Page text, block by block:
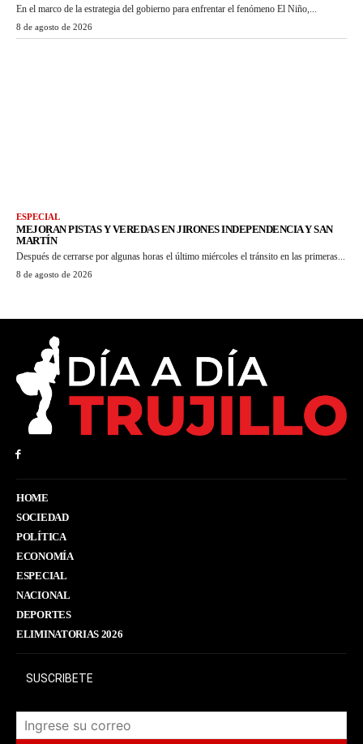
En el marco de la estrategia del gobierno para enfrentar el fenómeno El Niño,...
8 de agosto de 2026
ESPECIAL
MEJORAN PISTAS Y VEREDAS EN JIRONES INDEPENDENCIA Y SAN
MARTÍN
Después de cerrarse por algunas horas el último miércoles el tránsito en las primeras...
8 de agosto de 2026
HOME
SOCIEDAD
POLÍTICA
ECONOMÍA
ESPECIAL
NACIONAL
DEPORTES
ELIMINATORIAS 2026
SUSCRIBETE